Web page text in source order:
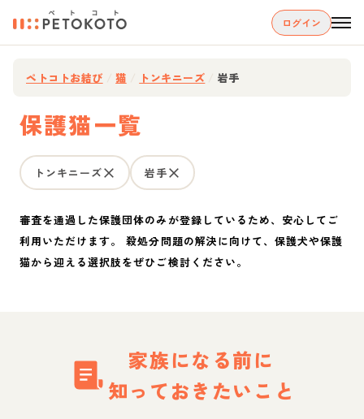
ログイン
ペトコトお結び 猫 トンキニーズ 岩手
保護猫一覧
トンキニーズ 岩手
審査を通過した保護団体のみが登録しているため、安心してご
利用いただけます。 殺処分問題の解決に向けて、保護犬や保護
猫から迎える選択肢をぜひご検討ください。
家族になる前に
知っておきたいこと